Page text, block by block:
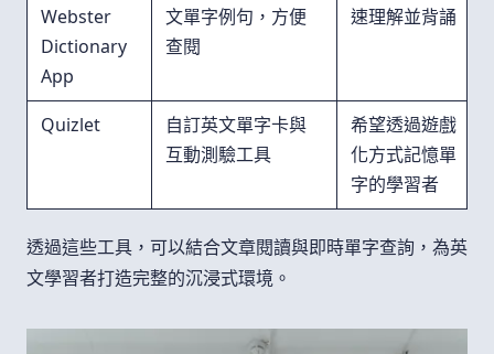
Webster
Dictionary
App
文單字例句，方便
查閱
速理解並背誦
Quizlet
自訂英文單字卡與
互動測驗工具
希望透過遊戲
化方式記憶單
字的學習者
透過這些工具，可以結合文章閱讀與即時單字查詢，為英
文學習者打造完整的沉浸式環境。